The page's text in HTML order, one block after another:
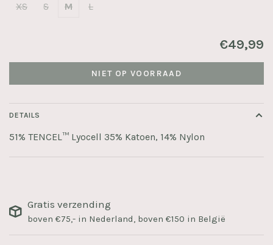
XS S M L
€49,99
NIET OP VOORRAAD
DETAILS
51% TENCEL™ Lyocell 35% Katoen, 14% Nylon
Gratis verzending
boven €75,- in Nederland, boven €150 in België